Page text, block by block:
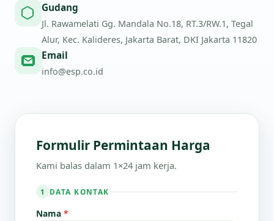
Gudang
Jl. Rawamelati Gg. Mandala No.18, RT.3/RW.1, Tegal
Alur, Kec. Kalideres, Jakarta Barat, DKI Jakarta 11820
Email
info@esp.co.id
Formulir Permintaan Harga
Kami balas dalam 1×24 jam kerja.
1 DATA KONTAK
Nama *